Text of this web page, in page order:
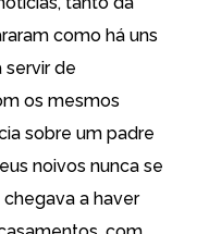
como há uns
servir de
os mesmos
sobre um padre
noivos nunca se
a haver